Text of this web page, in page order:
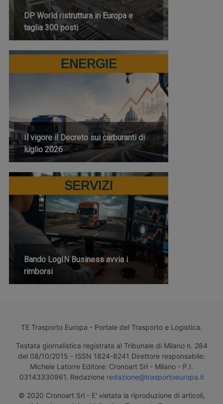
DP World ristruttura in Europa e
taglia 300 posti
ENERGIE
Il vigore il Decreto sui carburanti di
luglio 2026
SERVIZI
Bando LogIN Business avvia i
rimborsi
TE Trasporto Europa - Portale del Trasporto e Logistica.
Testata giornalistica registrata al Tribunale di Milano n. 284
del 08/10/2015 - ISSN 1824-8241 Direttore responsabile:
Michele Latorre Editore: Cronoart Srl - Milano - P.I.
03143330961. Redazione redazione@trasportoeuropa.it
© 2020 Cronoart Srl - E' vietata la riproduzione di articoli,